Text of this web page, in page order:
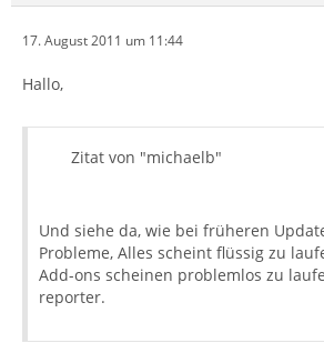
17. August 2011 um 11:44
Hallo,
Zitat von "michaelb"
Und siehe da, wie bei früheren
Probleme, Alles scheint flüssig zu
Add-ons scheinen problemlos zu
reporter.